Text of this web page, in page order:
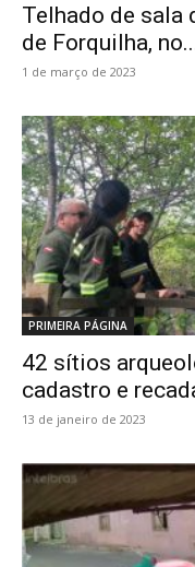
Telhado de sala
de Forquilha,
1 de março de 2023
PRIMEIRA PÁGINA
42 sítios
cadastro e
13 de janeiro de 2023